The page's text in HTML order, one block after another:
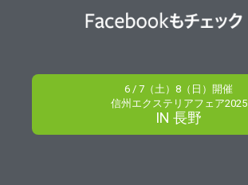
6 / 7（土）8（日）開催
信州エクステリアフェア2025
IN 長野